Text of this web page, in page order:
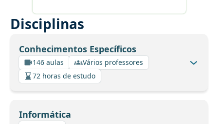
Disciplinas
Conhecimentos Específicos
146 aulas
Vários professores
72 horas de estudo
Informática